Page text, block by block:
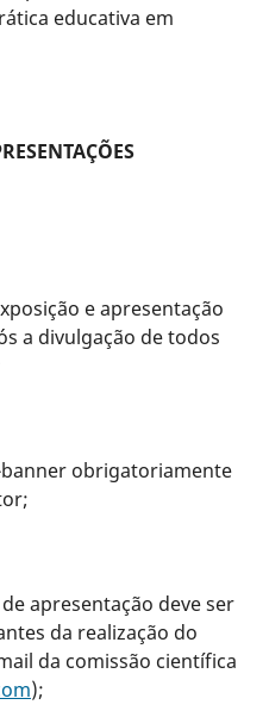
educativa em
e apresentação
a divulgação de todos
obrigatoriamente
apresentação deve ser
da realização do
da comissão científica
);